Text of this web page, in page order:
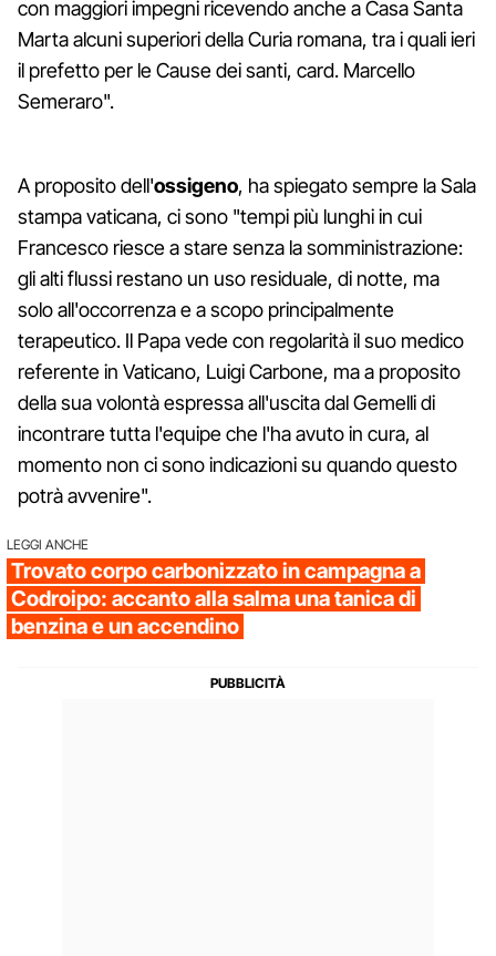
con maggiori impegni ricevendo anche a Casa Santa
Marta alcuni superiori della Curia romana, tra i quali ieri
il prefetto per le Cause dei santi, card. Marcello
Semeraro".
A proposito dell'ossigeno, ha spiegato sempre la Sala
stampa vaticana, ci sono "tempi più lunghi in cui
Francesco riesce a stare senza la somministrazione:
gli alti flussi restano un uso residuale, di notte, ma
solo all'occorrenza e a scopo principalmente
terapeutico. Il Papa vede con regolarità il suo medico
referente in Vaticano, Luigi Carbone, ma a proposito
della sua volontà espressa all'uscita dal Gemelli di
incontrare tutta l'equipe che l'ha avuto in cura, al
momento non ci sono indicazioni su quando questo
potrà avvenire".
LEGGI ANCHE
Trovato corpo carbonizzato in campagna a
Codroipo: accanto alla salma una tanica di
benzina e un accendino